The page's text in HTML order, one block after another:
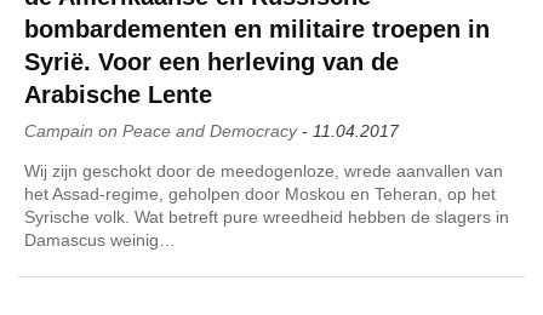
bombardementen en militaire troepen in
Syrië. Voor een herleving van de
Arabische Lente
Campain on Peace and Democracy- 11.04.2017
Wij zijn geschokt door de meedogenloze, wrede aanvallen van
het Assad-regime, geholpen door Moskou en Teheran, op het
Syrische volk. Wat betreft pure wreedheid hebben de slagers in
Damascus weinig…